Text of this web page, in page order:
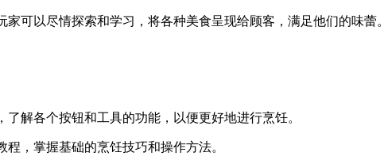
可以尽情探索和学习，将各种美食呈现给顾客，满足他们的味蕾。
解各个按钮和工具的功能，以便更好地进行烹饪。
，掌握基础的烹饪技巧和操作方法。